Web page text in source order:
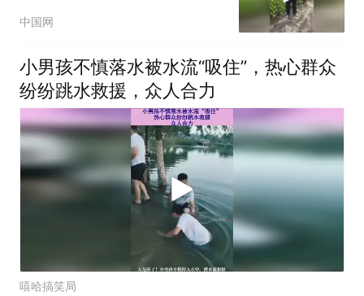
着跳了下去。（新华社）
中国网
小男孩不慎落水被水流“吸住”，热心群众
纷纷跳水救援，众人合力
嘻哈搞笑局